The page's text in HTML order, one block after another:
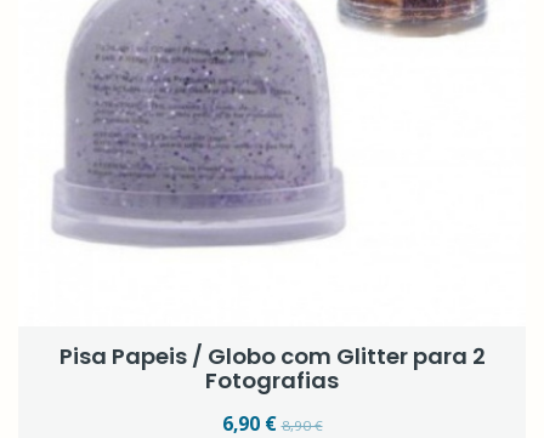
Pisa Papeis / Globo com Glitter para 2
Fotografias
6,90 €8,90 €